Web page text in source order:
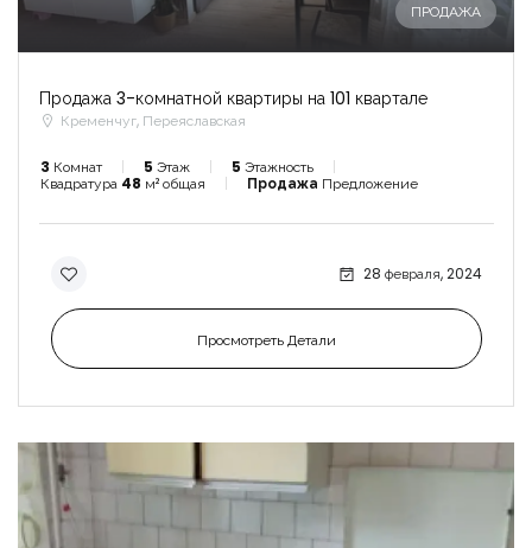
ПРОДАЖА
Продажа 3-комнатной квартиры на 101 квартале
Кременчуг, Переяславская
3 Комнат 5 Этаж 5 Этажность
Квадратура 48 м² общая Продажа Предложение
28 февраля, 2024
Просмотреть Детали